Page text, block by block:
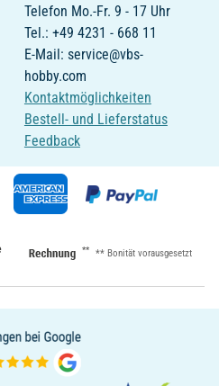
Telefon Mo.-Fr. 9 - 17 Uhr
Tel.: +49 4231 - 668 11
E-Mail: service@vbs-
hobby.com
Kontaktmöglichkeiten
Bestell- und Lieferstatus
Feedback
** ** Bonität vorausgesetzt